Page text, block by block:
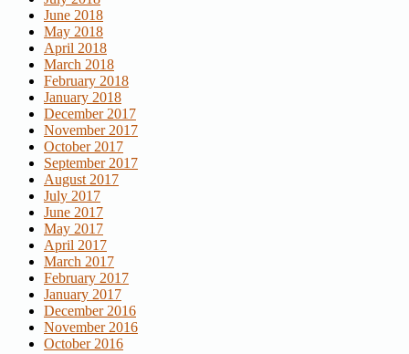
June 2018
May 2018
April 2018
March 2018
February 2018
January 2018
December 2017
November 2017
October 2017
September 2017
August 2017
July 2017
June 2017
May 2017
April 2017
March 2017
February 2017
January 2017
December 2016
November 2016
October 2016